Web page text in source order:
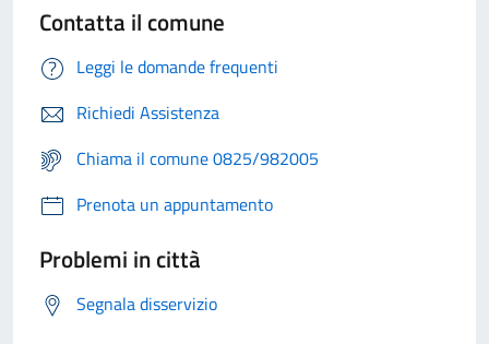
Contatta il comune
Leggi le domande frequenti
Richiedi Assistenza
Chiama il comune 0825/982005
Prenota un appuntamento
Problemi in città
Segnala disservizio